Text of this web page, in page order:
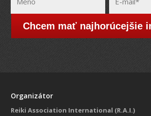
Chcem mať najhorúcejšie
Organizátor
Reiki Association International (R.A.I.)